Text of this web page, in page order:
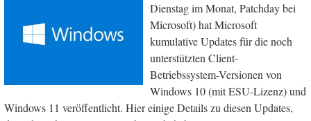
Dienstag im Monat, Patchday bei
Microsoft) hat Microsoft
kumulative Updates für die noch
unterstützten Client-
Betriebssystem-Versionen von
Windows 10 (mit ESU-Lizenz) und
Windows 11 veröffentlicht. Hier einige Details zu diesen Updates,